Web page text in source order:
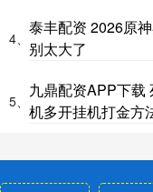
4、
泰丰配资 2026原
别太大了
5、
九鼎配资APP下载
机多开挂机打金方